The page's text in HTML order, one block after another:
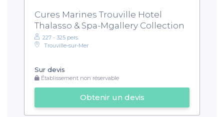
Cures Marines Trouville Hotel
Thalasso & Spa-Mgallery Collection
227 - 325 pers.
Trouville-sur-Mer
Sur devis
Établissement non réservable
Obtenir un devis